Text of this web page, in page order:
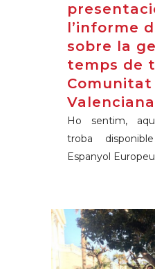
l’informe
sobre la
temps de
Comunitat
Valenciana
Ho sentim,
troba
Espanyol